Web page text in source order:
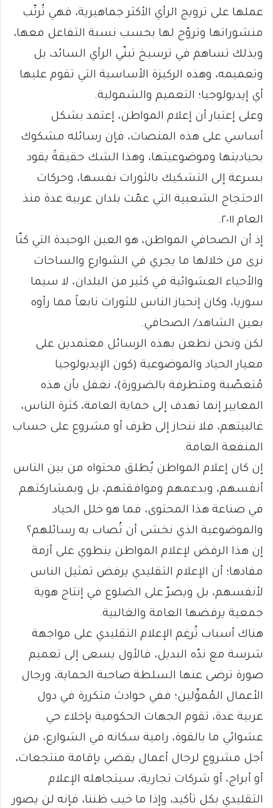
عملها على ترويج الرأي الأكثر جماهيرية، فهي تُرتّب
منشوراتها وتروّج لها بحسب نسبة التفاعل معها،
وبذلك تساهم في ترسيخ تبنّي الرأي السائد، بل
وتعميمه، وهذه الركيزة الأساسية التي تقوم عليها
أي إيديولوجيا؛ التعميم والشمولية.
وعلى إعتبار أن إعلام المواطن، إعتمد بشكل
أساسي على هذه المنصات، فإن رسائله مشكوك
بحياديتها وموضوعيتها، وهذا الشك حقيقةً يقود
بسرعة إلى التشكيك بالثورات نفسها، وحركات
الاحتجاج الشعبية التي عمّت بلدان عربية عدة منذ
العام ٢٠١١.
إذ أن الصحافي المواطن، هو العين الوحيدة التي كنّا
نرى من خلالها ما يجري في الشوارع والساحات
والأحياء العشوائية في كثير من البلدان، لا سيما
سوريا، وكان إنحياز الناس للثورات نابعاً مما رأوه
بعين الشاهد/ الصحافي.
لكن ونحن نطعن بهذه الرسائل معتمدين على
معيار الحياد والموضوعية (كون الإيديولوجيا
مُتعصّبة ومتطرفة بالضرورة)، نغفل بأن هذه
المعايير إنما تهدف إلى حماية العامة، كثرة الناس،
غالبيتهم، فلا ننحاز إلى طرف أو مشروع على حساب
المنفعة العامة.
إن كان إعلام المواطن يُطلق محتواه من بين الناس
أنفسهم، وبدعمهم وموافقتهم، بل وبمشاركتهم
في صناعة هذا المحتوى، فما هو خلل الحياد
والموضوعية الذي نخشى أن تُصاب به رسائلهم؟
إن هذا الرفض لإعلام المواطن ينطوي على أزمة
مفادها؛ أن الإعلام التقليدي يرفض تمثيل الناس
لأنفسهم، بل ويصرّ على الضلوع في إنتاج هوية
جمعية يرفضها العامة والغالبية.
هناك أسباب تُرغِم الإعلام التقليدي على مواجهة
شرسة مع ندّه البديل، فالأول يسعى إلى تعميم
صورة ترضى عنها السلطة صاحبة الحماية، ورجال
الأعمال المُموِّلين؛ ففي حوادث متكررة في دول
عربية عدة، تقوم الجهات الحكومية بإخلاء حي
عشوائي ما بالقوة، رامية سكانه في الشوارع، من
أجل مشروع لرجال أعمال يقضي بإقامة منتجعات،
أو أبراج، أو شركات تجارية، سيتجاهله الإعلام
التقليدي بكل تأكيد، وإذا ما خيب ظننا، فإنه لن يصور